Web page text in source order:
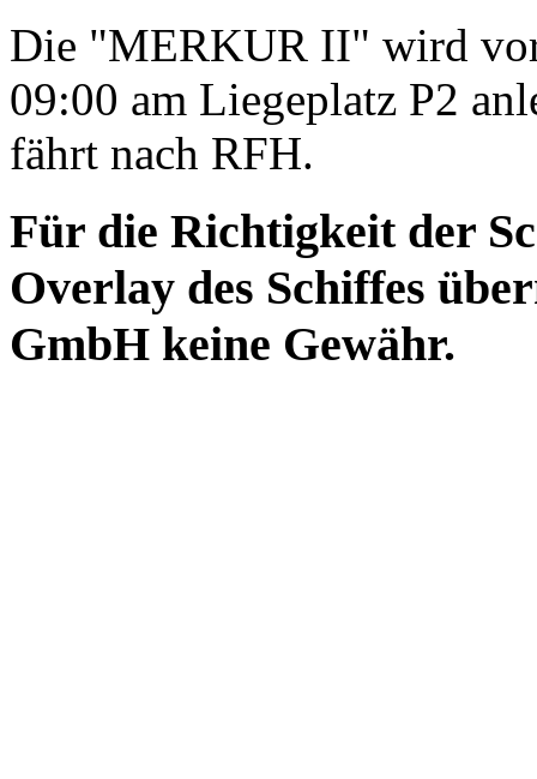
Die "MERKUR II" wird
09:00 am Liegeplatz P2
fährt nach RFH.
Für die Richtigkeit der
Overlay des Schiffes
GmbH keine Gewähr.